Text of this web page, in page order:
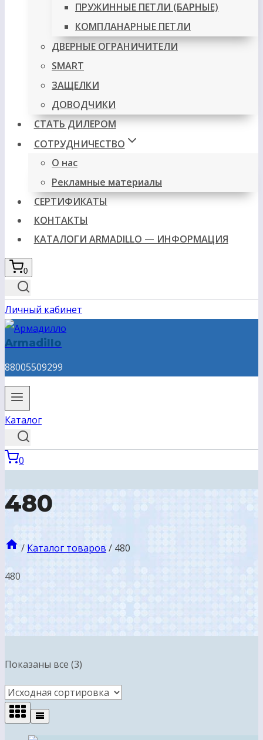
ПРУЖИННЫЕ ПЕТЛИ (БАРНЫЕ)
КОМПЛАНАРНЫЕ ПЕТЛИ
ДВЕРНЫЕ ОГРАНИЧИТЕЛИ
SMART
ЗАЩЕЛКИ
ДОВОДЧИКИ
СТАТЬ ДИЛЕРОМ
СОТРУДНИЧЕСТВО
О нас
Рекламные материалы
СЕРТИФИКАТЫ
КОНТАКТЫ
КАТАЛОГИ ARMADILLO — ИНФОРМАЦИЯ
0
Личный кабинет
Armadillo
88005509299
Каталог
0
480
/ Каталог товаров / 480
480
Показаны все (3)